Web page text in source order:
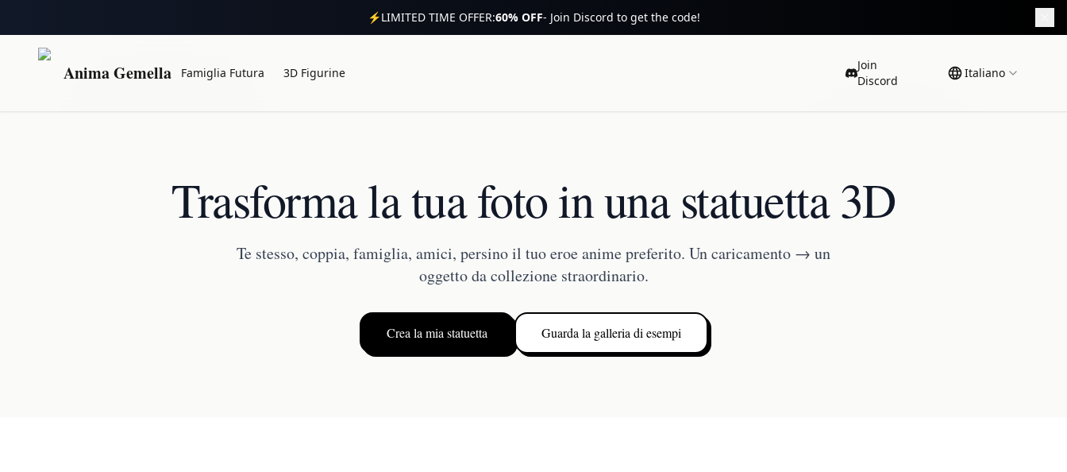
⚡LIMITED TIME OFFER:60% OFF- Join Discord to get the code!
Anima Gemella Famiglia Futura 3D Figurine
Join
Discord
Italiano
Trasforma la tua foto in una statuetta 3D
Te stesso, coppia, famiglia, amici, persino il tuo eroe anime preferito. Un caricamento → un
oggetto da collezione straordinario.
Crea la mia statuetta Guarda la galleria di esempi